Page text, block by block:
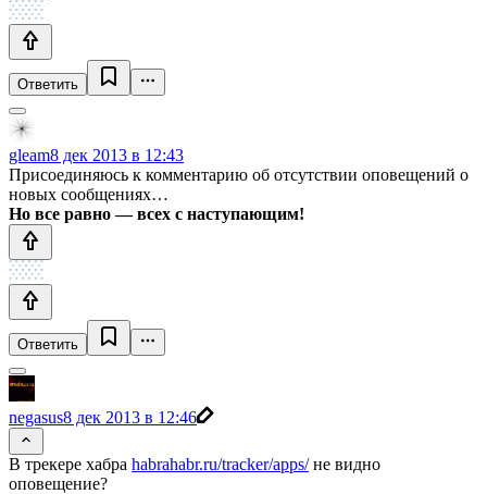
Ответить
gleam8 дек 2013 в 12:43
Присоединяюсь к комментарию об отсутствии оповещений о
новых сообщениях…
Но все равно — всех с наступающим!
Ответить
negasus8 дек 2013 в 12:46
В трекере хабра habrahabr.ru/tracker/apps/не видно
оповещение?